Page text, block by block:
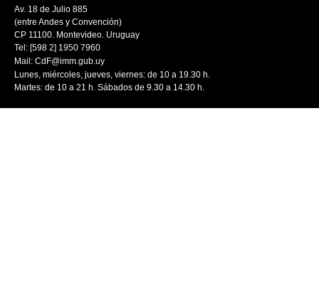
Av. 18 de Julio 885
(entre Andes y Convención)
CP 11100. Montevideo. Uruguay
Tel: [598 2] 1950 7960
Mail: CdF@imm.gub.uy
Lunes, miércoles, jueves, viernes: de 10 a 19.30 h.
Martes: de 10 a 21 h. Sábados de 9.30 a 14.30 h.